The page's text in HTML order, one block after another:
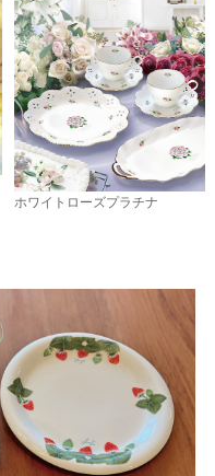
ホワイトローズプラチナ